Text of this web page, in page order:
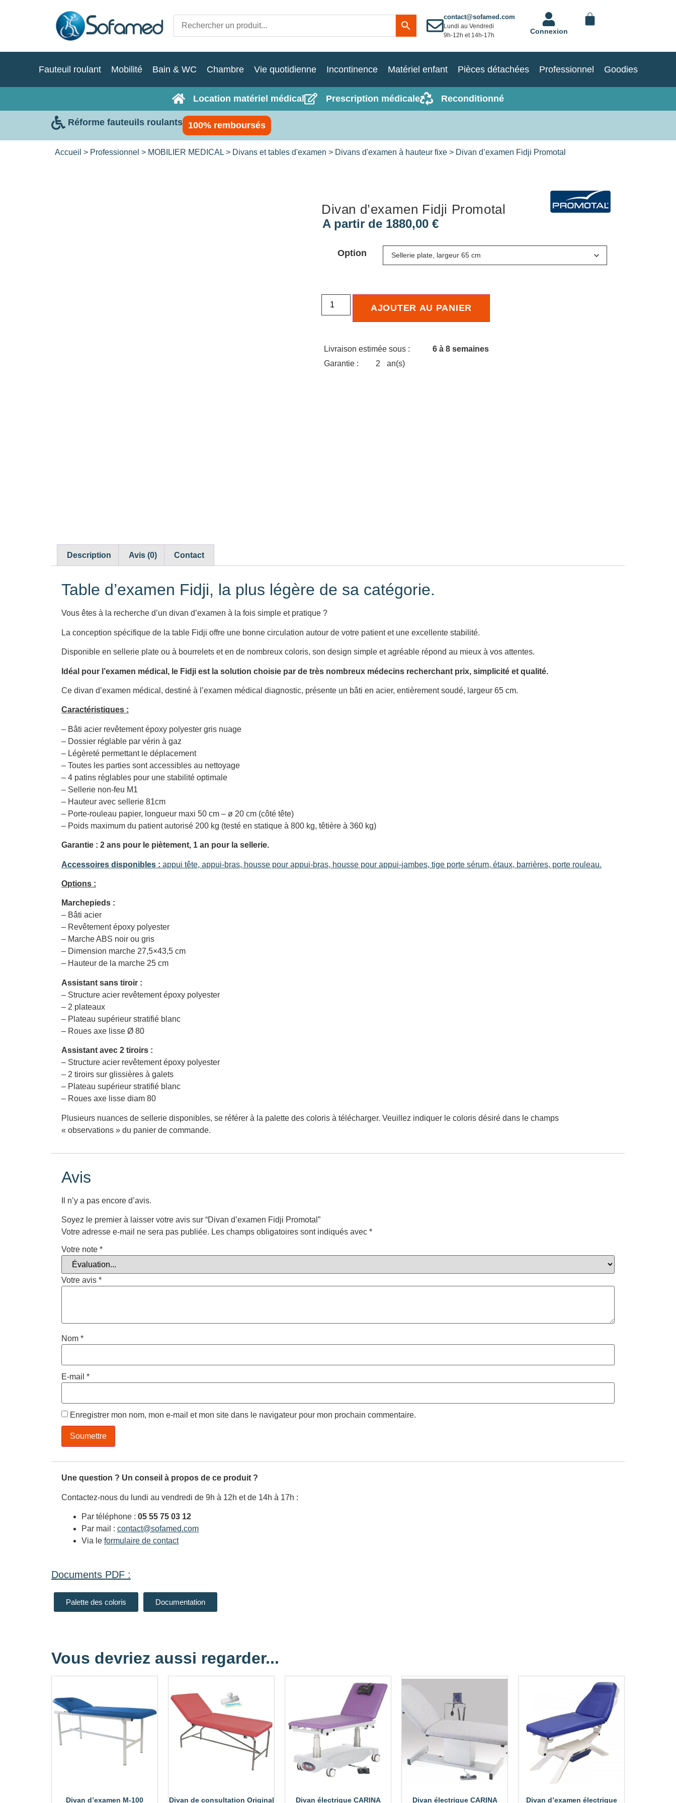
contact@sofamed.com
Lundi au Vendredi
9h-12h et 14h-17h
Connexion
Fauteuil roulant Mobilité Bain & WC Chambre Vie quotidienne Incontinence Matériel enfant Pièces détachées Professionnel Goodies
Location matériel médical Prescription médicale Reconditionné
Réforme fauteuils roulants 100% remboursés
Accueil > Professionnel > MOBILIER MEDICAL > Divans et tables d'examen > Divans d'examen à hauteur fixe > Divan d’examen Fidji Promotal
Divan d’examen Fidji Promotal
A partir de 1880,00 €
Option
AJOUTER AU PANIER
Livraison estimée sous :
6 à 8 semaines
Garantie :
2 an(s)
Description Avis (0) Contact
Table d’examen Fidji, la plus légère de sa catégorie.
Vous êtes à la recherche d’un divan d’examen à la fois simple et pratique ?
La conception spécifique de la table Fidji offre une bonne circulation autour de votre patient et une excellente stabilité.
Disponible en sellerie plate ou à bourrelets et en de nombreux coloris, son design simple et agréable répond au mieux à vos attentes.
Idéal pour l’examen médical, le Fidji est la solution choisie par de très nombreux médecins recherchant prix, simplicité et qualité.
Ce divan d’examen médical, destiné à l’examen médical diagnostic, présente un bâti en acier, entièrement soudé, largeur 65 cm.
Caractéristiques :
– Bâti acier revêtement époxy polyester gris nuage
– Dossier réglable par vérin à gaz
– Légèreté permettant le déplacement
– Toutes les parties sont accessibles au nettoyage
– 4 patins réglables pour une stabilité optimale
– Sellerie non-feu M1
– Hauteur avec sellerie 81cm
– Porte-rouleau papier, longueur maxi 50 cm – ø 20 cm (côté tête)
– Poids maximum du patient autorisé 200 kg (testé en statique à 800 kg, têtière à 360 kg)
Garantie : 2 ans pour le piètement, 1 an pour la sellerie.
Accessoires disponibles : appui tête, appui-bras, housse pour appui-bras, housse pour appui-jambes, tige porte sérum, étaux, barrières, porte rouleau.
Options :
Marchepieds :
– Bâti acier
– Revêtement époxy polyester
– Marche ABS noir ou gris
– Dimension marche 27,5×43,5 cm
– Hauteur de la marche 25 cm
Assistant sans tiroir :
– Structure acier revêtement époxy polyester
– 2 plateaux
– Plateau supérieur stratifié blanc
– Roues axe lisse Ø 80
Assistant avec 2 tiroirs :
– Structure acier revêtement époxy polyester
– 2 tiroirs sur glissières à galets
– Plateau supérieur stratifié blanc
– Roues axe lisse diam 80
Plusieurs nuances de sellerie disponibles, se référer à la palette des coloris à télécharger. Veuillez indiquer le coloris désiré dans le champs
« observations » du panier de commande.
Avis
Il n’y a pas encore d’avis.
Soyez le premier à laisser votre avis sur “Divan d’examen Fidji Promotal”
Votre adresse e-mail ne sera pas publiée. Les champs obligatoires sont indiqués avec *
Votre note *
Votre avis *
Nom *
E-mail *
Enregistrer mon nom, mon e-mail et mon site dans le navigateur pour mon prochain commentaire.
Une question ? Un conseil à propos de ce produit ?
Contactez-nous du lundi au vendredi de 9h à 12h et de 14h à 17h :
Par téléphone : 05 55 75 03 12
Par mail : contact@sofamed.com
Via le formulaire de contact
Documents PDF :
Palette des coloris Documentation
Vous devriez aussi regarder...
Divan d’examen M-100 Divan de consultation Original Divan électrique CARINA Divan électrique CARINA Divan d’examen électrique